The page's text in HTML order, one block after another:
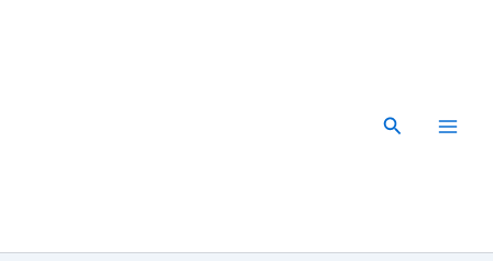
Pesquisar